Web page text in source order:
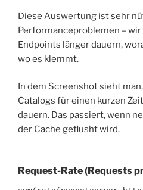
Diese Auswertung ist sehr
Performanceproblemen –
Endpoints länger dauern,
wo es klemmt.
In dem Screenshot sieht
Catalogs für einen kurzen
dauern. Das passiert, wenn
der Cache geflusht wird.
Request-Rate (Requests